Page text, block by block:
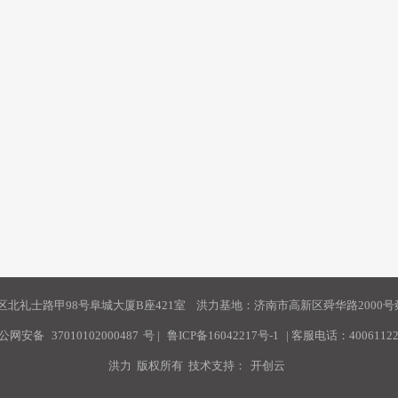
北礼士路甲98号阜城大厦B座421室 洪力基地：济南市高新区舜华路2000号
网安备 37010102000487 号 | 鲁ICP备16042217号-1 | 客服电话：
洪力 版权所有 技术支持： 开创云